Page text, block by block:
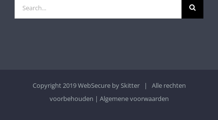
for:
Copyright 2019 WebSecure bySkitter| Alle rechten
voorbehouden | Algemene voorwaarden